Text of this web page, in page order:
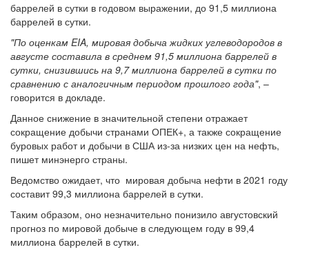
баррелей в сутки в годовом выражении, до 91,5 миллиона
баррелей в сутки.
"По оценкам EIA, мировая добыча жидких углеводородов в
августе составила в среднем 91,5 миллиона баррелей в
сутки, снизившись на 9,7 миллиона баррелей в сутки по
сравнению с аналогичным периодом прошлого года", –
говорится в докладе.
Данное снижение в значительной степени отражает
сокращение добычи странами ОПЕК+, а также сокращение
буровых работ и добычи в США из-за низких цен на нефть,
пишет минэнерго страны.
Ведомство ожидает, что мировая добыча нефти в 2021 году
составит 99,3 миллиона баррелей в сутки.
Таким образом, оно незначительно понизило августовский
прогноз по мировой добыче в следующем году в 99,4
миллиона баррелей в сутки.